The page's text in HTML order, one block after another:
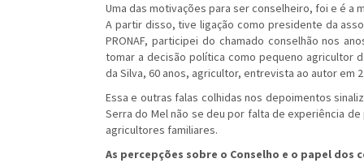
Uma das motivações para ser conselheiro, foi e é a
A partir disso, tive ligação como presidente da
PRONAF, participei do chamado conselhão nos
tomar a decisão política como pequeno agricultor
da Silva, 60 anos, agricultor, entrevista ao autor em
Essa e outras falas colhidas nos depoimentos
Serra do Mel não se deu por falta de experiência
agricultores familiares.
As percepções sobre o Conselho e o papel dos